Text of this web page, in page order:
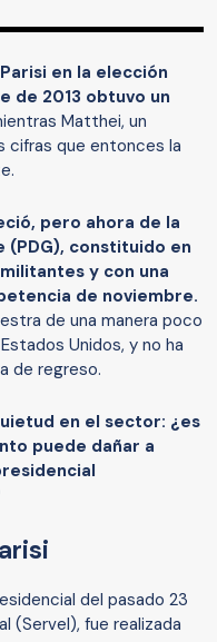
Parisi en la elección
de 2013 obtuvo un
Matthei, un
cifras que entonces la
pero ahora de la
(PDG), constituido en
y con una
de noviembre.
de una manera poco
Unidos, y no ha
de regreso.
en el sector: ¿es
puede dañar a
del pasado 23
(Servel), fue realizada